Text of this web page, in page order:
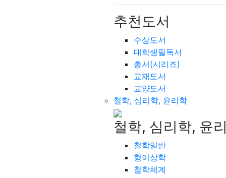
추천도서
수상도서
대학생필독서
총서(시리즈)
교재도서
교양도서
철학, 심리학, 윤리학
철학, 심리학, 윤
철학일반
형이상학
철학체계